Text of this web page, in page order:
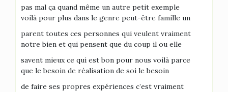
pas mal ça quand même un autre petit exemple
voilà pour plus dans le genre peut-être famille un
parent toutes ces personnes qui veulent vraiment
notre bien et qui pensent que du coup il ou elle
savent mieux ce qui est bon pour nous voilà parce
que le besoin de réalisation de soi le besoin
de faire ses propres expériences c’est vraiment